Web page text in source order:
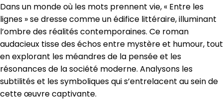
Dans un monde où les mots prennent vie, « Entre les
lignes » se dresse comme un édifice littéraire, illuminant
l’ombre des réalités contemporaines. Ce roman
audacieux tisse des échos entre mystère et humour, tout
en explorant les méandres de la pensée et les
résonances de la société moderne. Analysons les
subtilités et les symboliques qui s’entrelacent au sein de
cette œuvre captivante.